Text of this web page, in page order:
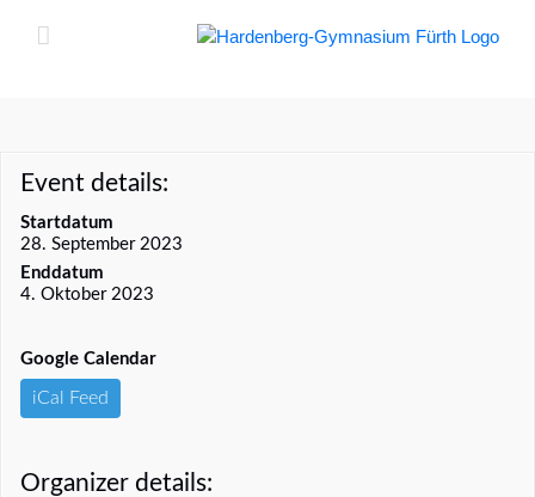
Event details:
Startdatum
28. September 2023
Enddatum
4. Oktober 2023
Google Calendar
iCal Feed
Organizer details: